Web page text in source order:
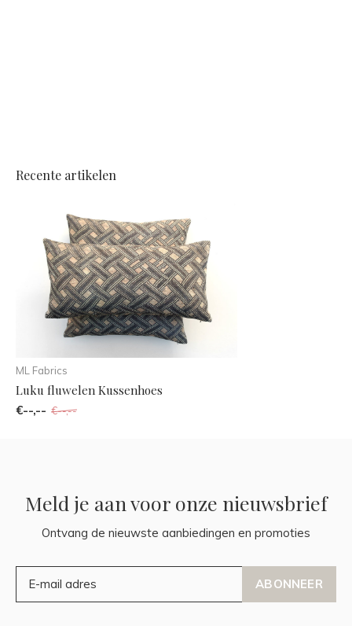
Recente artikelen
ML Fabrics
Luku fluwelen Kussenhoes
€--,-- €--,--
Meld je aan voor onze nieuwsbrief
Ontvang de nieuwste aanbiedingen en promoties
ABONNEER